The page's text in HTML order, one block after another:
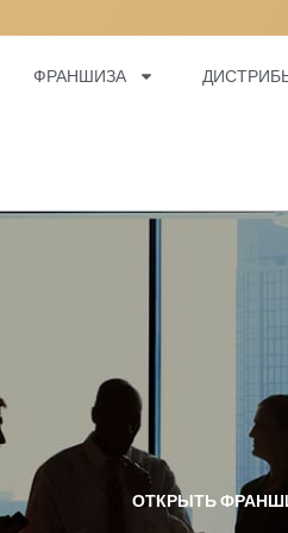
ФРАНШИЗА
ОТКРЫТЬ